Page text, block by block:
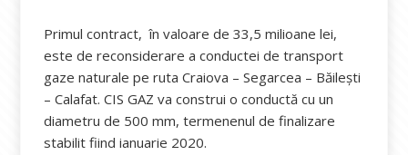
Primul contract, în valoare de 33,5 milioane lei,
este de reconsiderare a conductei de transport
gaze naturale pe ruta Craiova – Segarcea – Băilești
– Calafat. CIS GAZ va construi o conductă cu un
diametru de 500 mm, termenenul de finalizare
stabilit fiind ianuarie 2020.